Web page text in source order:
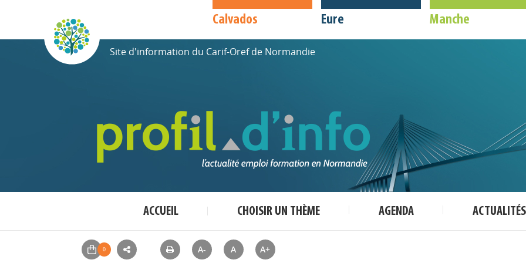
Calvados Eure Manche
Site d'information du Carif-Oref de Normandie
ACCUEIL CHOISIR UN THÈME AGENDA ACTUALITÉS
A- A A+